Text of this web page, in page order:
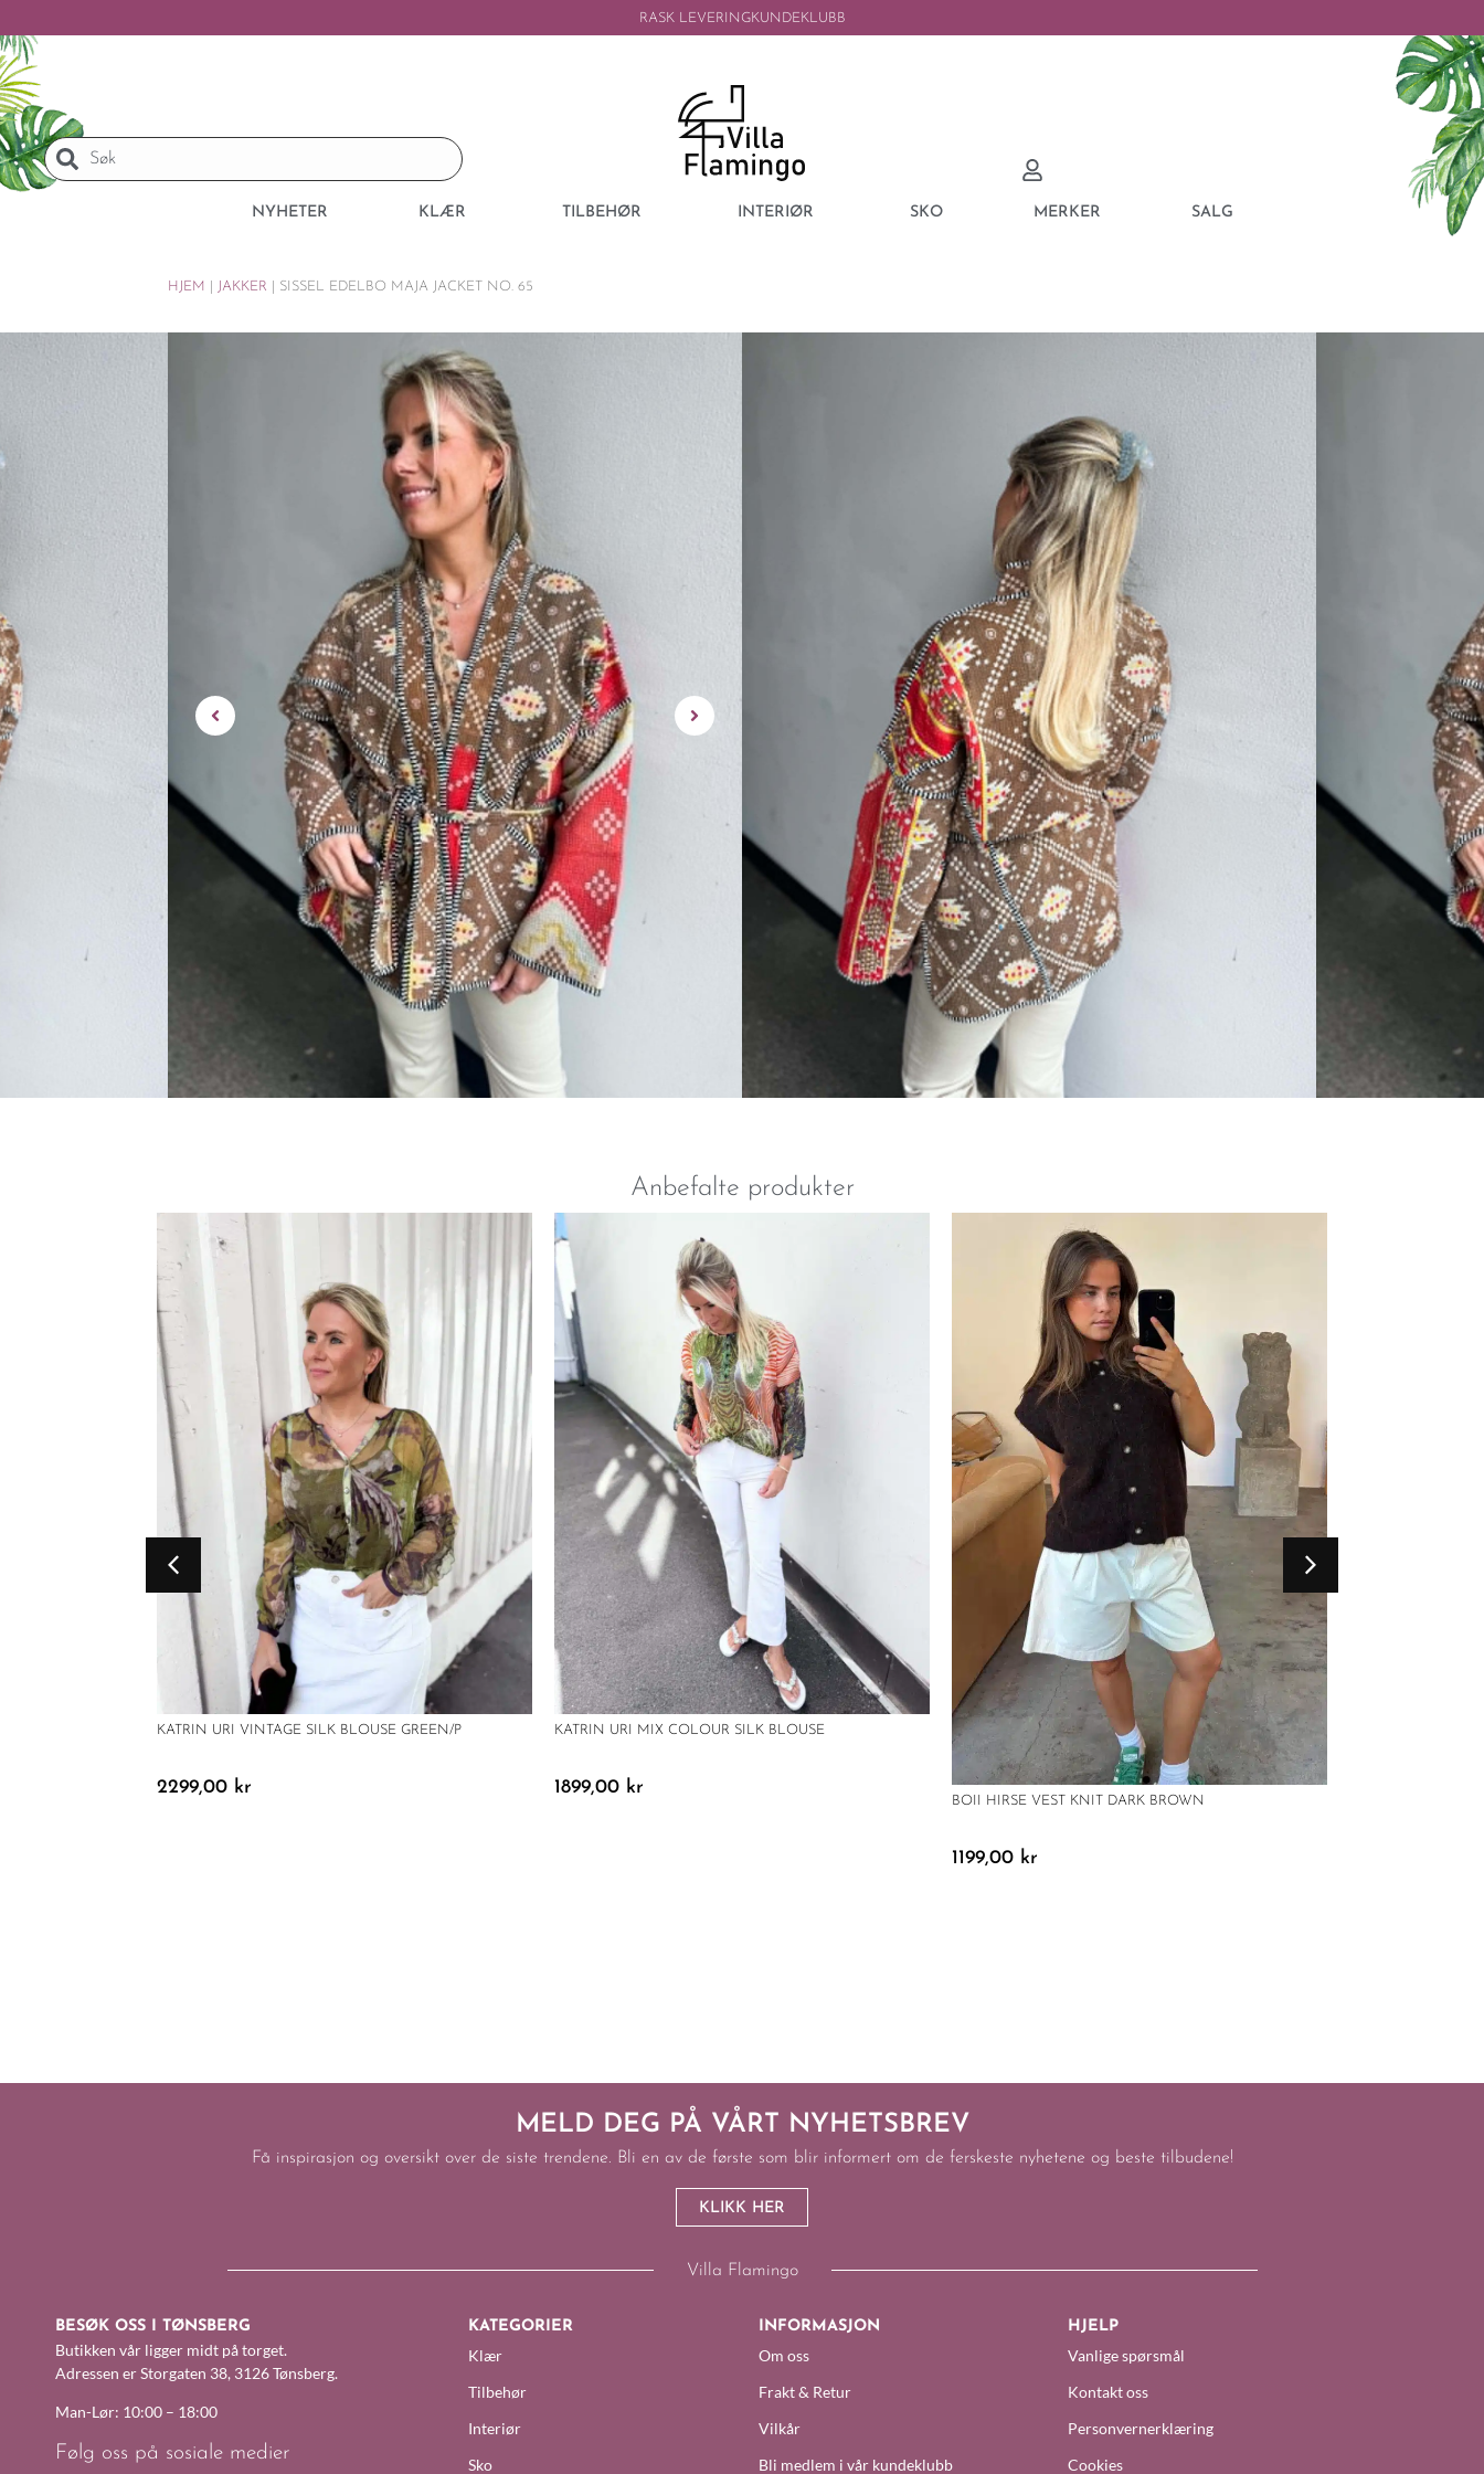
RASK LEVERINGKUNDEKLUBB
NYHETER KLÆR TILBEHØR INTERIØR SKO MERKER SALG
HJEM JAKKER SISSEL EDELBO MAJA JACKET NO. 65
Dette produktet er dessverre utsolgt og ikke lenger
Rålekker jakke fra Sissel Edelbo. Denne jakken er laget av resirkulerte
tekstiler fra India. Maja Jacket har lommer i siden og det følger med
knytebelte i livet. Jakken er like fin med og uten belte.
Finnes kun en av denne.
One Size – passer fra 36-44 ca
rask levering | enkel retur
Anbefalte produkter
KATRIN URI VINTAGE SILK BLOUSE GREEN/P
2299,00 kr
KATRIN URI MIX COLOUR SILK BLOUSE
1899,00 kr
BOII HIRSE VEST KNIT DARK BROWN
1199,00 kr
MELD DEG PÅ VÅRT NYHETSBREV
Få inspirasjon og oversikt over de siste trendene. Bli en av de første som blir informert om de ferskeste nyhetene og beste tilbudene!
KLIKK HER
Villa Flamingo
BESØK OSS I TØNSBERG
Butikken vår ligger midt på torget.
Adressen er Storgaten 38, 3126 Tønsberg.
Man-Lør: 10:00 – 18:00
Følg oss på sosiale medier
KATEGORIER
Klær
Tilbehør
Interiør
Sko
INFORMASJON
Om oss
Frakt & Retur
Vilkår
Bli medlem i vår kundeklubb
HJELP
Vanlige spørsmål
Kontakt oss
Personvernerklæring
Cookies